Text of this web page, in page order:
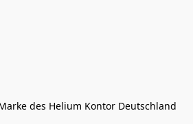
des Helium Kontor Deutschland